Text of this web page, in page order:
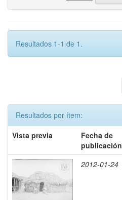
Resultados 1-1 de 1.
Resultados por ítem:
Vista previa
Fecha de
publicación
2012-01-24